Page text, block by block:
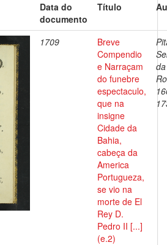
Data do
documento
Título
1709
Breve
Compendio
e Narraçam
do funebre
espectaculo,
que na
insigne
Cidade da
Bahia,
cabeça da
America
Portugueza,
se vio na
morte de El
Rey D.
Pedro II [...]
(e.2)
da